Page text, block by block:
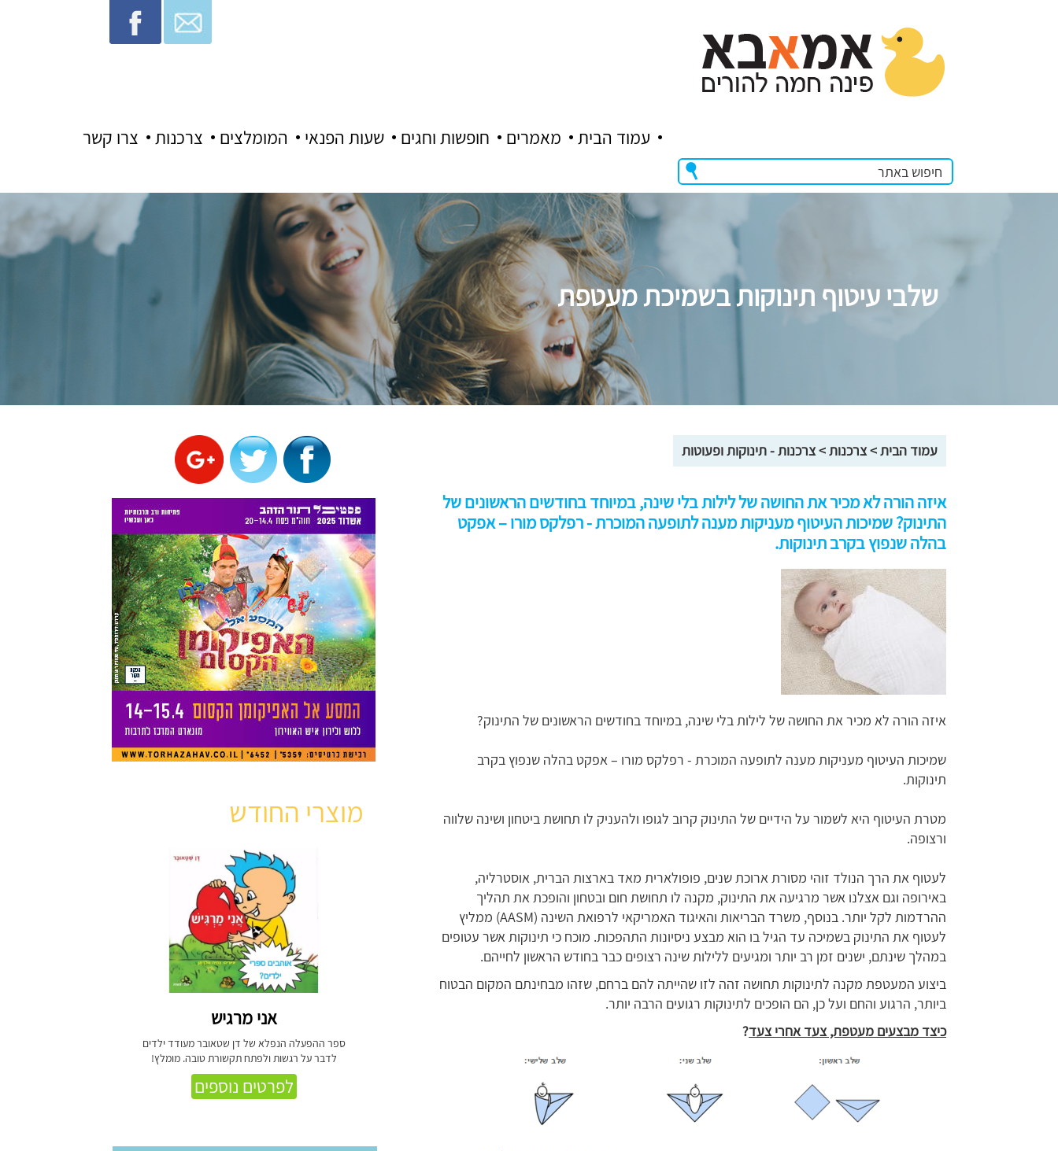
צרו קשר צרכנות המומלצים שעות הפנאי חופשות וחגים מאמרים עמוד הבית
שלבי עיטוף תינוקות בשמיכת מעטפת
עמוד הבית>צרכנות>צרכנות - תינוקות ופעוטות
איזה הורה לא מכיר את החושה של לילות בלי שינה, במיוחד בחודשים הראשונים של
התינוק? שמיכות העיטוף מעניקות מענה לתופעה המוכרת - רפלקס מורו – אפקט
בהלה שנפוץ בקרב תינוקות.
איזה הורה לא מכיר את החושה של לילות בלי שינה, במיוחד בחודשים הראשונים של התינוק?
שמיכות העיטוף מעניקות מענה לתופעה המוכרת - רפלקס מורו – אפקט בהלה שנפוץ בקרב
תינוקות.
מטרת העיטוף היא לשמור על הידיים של התינוק קרוב לגופו ולהעניק לו תחושת ביטחון ושינה שלווה
ורצופה.
לעטוף את הרך הנולד זוהי מסורת ארוכת שנים, פופולארית מאד בארצות הברית, אוסטרליה,
באירופה וגם אצלנו אשר מרגיעה את התינוק, מקנה לו תחושת חום ובטחון והופכת את תהליך
ההרדמות לקל יותר. בנוסף, משרד הבריאות והאיגוד האמריקאי לרפואת השינה (AASM) ממליץ
לעטוף את התינוק בשמיכה עד הגיל בו הוא מבצע ניסיונות התהפכות. מוכח כי תינוקות אשר עטופים
במהלך שינתם, ישנים זמן רב יותר ומגיעים ללילות שינה רצופים כבר בחודש הראשון לחייהם.
ביצוע המעטפת מקנה לתינוקות תחושה זהה לזו שהייתה להם ברחם, שזהו מבחינתם המקום הבטוח
ביותר, הרגוע והחם ועל כן, הם הופכים לתינוקות רגועים הרבה יותר.
כיצד מבצעים מעטפת, צעד אחרי צעד?
מוצרי החודש
אני מרגיש
ספר ההפעלה הנפלא של דן שטאובר מעודד ילדים
לדבר על רגשות ולפתח תקשורת טובה. מומלץ!
לפרטים נוספים